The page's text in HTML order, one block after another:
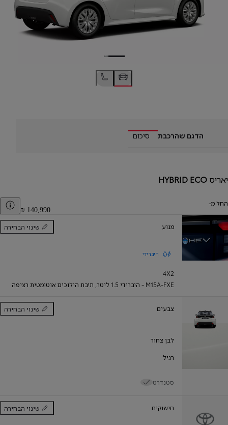
הדגם שהרכבת סיכום
יאריס HYBRID ECO
החל מ-
מנוע שינוי הבחירה
מנוע
היברידי
4X2
M15A-FXE - היברידי 1.5 ליטר
, תיבת הילוכים אוטומטית רציפה
צבעים שינוי הבחירה
צבעים
לבן צחור
רגיל
סטנדרט
חישוקים שינוי הבחירה
חישוקים